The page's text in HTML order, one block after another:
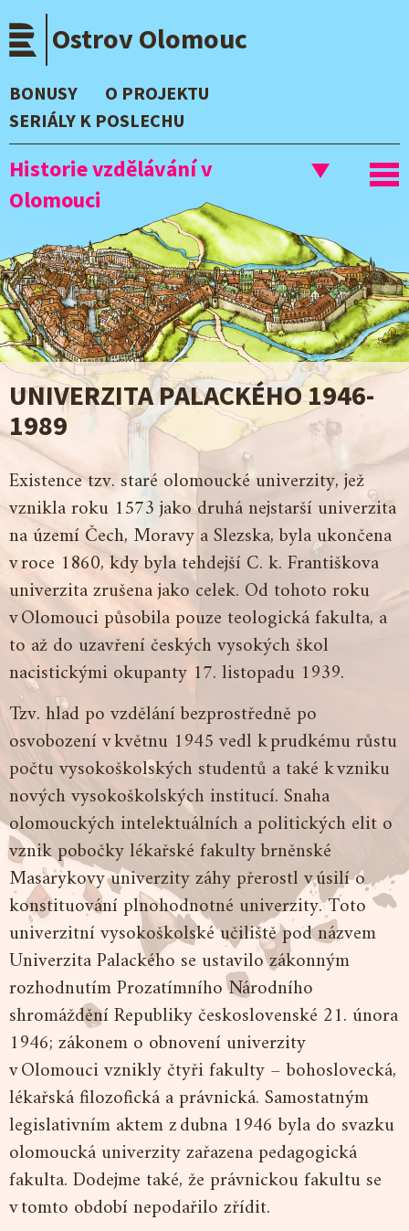
k
hlavnímu
obsahu
Ostrov Olomouc
BONUSY
O PROJEKTU
SERIÁLY K POSLECHU
Historie vzdělávání v
Olomouci
UNIVERZITA PALACKÉHO 1946-
1989
Existence tzv. staré olomoucké univerzity, jež
vznikla roku 1573 jako druhá nejstarší univerzita
na území Čech, Moravy a Slezska, byla ukončena
v roce 1860, kdy byla tehdejší C. k. Františkova
univerzita zrušena jako celek. Od tohoto roku
v Olomouci působila pouze teologická fakulta, a
to až do uzavření českých vysokých škol
nacistickými okupanty 17. listopadu 1939.
Tzv. hlad po vzdělání bezprostředně po
osvobození v květnu 1945 vedl k prudkému růstu
počtu vysokoškolských studentů a také k vzniku
nových vysokoškolských institucí. Snaha
olomouckých intelektuálních a politických elit o
vznik pobočky lékařské fakulty brněnské
Masarykovy univerzity záhy přerostl v úsilí o
konstituování plnohodnotné univerzity. Toto
univerzitní vysokoškolské učiliště pod názvem
Univerzita Palackého se ustavilo zákonným
rozhodnutím Prozatímního Národního
shromáždění Republiky československé 21. února
1946; zákonem o obnovení univerzity
v Olomouci vznikly čtyři fakulty – bohoslovecká,
lékařská filozofická a právnická. Samostatným
legislativním aktem z dubna 1946 byla do svazku
olomoucká univerzity zařazena pedagogická
fakulta. Dodejme také, že právnickou fakultu se
v tomto období nepodařilo zřídit.